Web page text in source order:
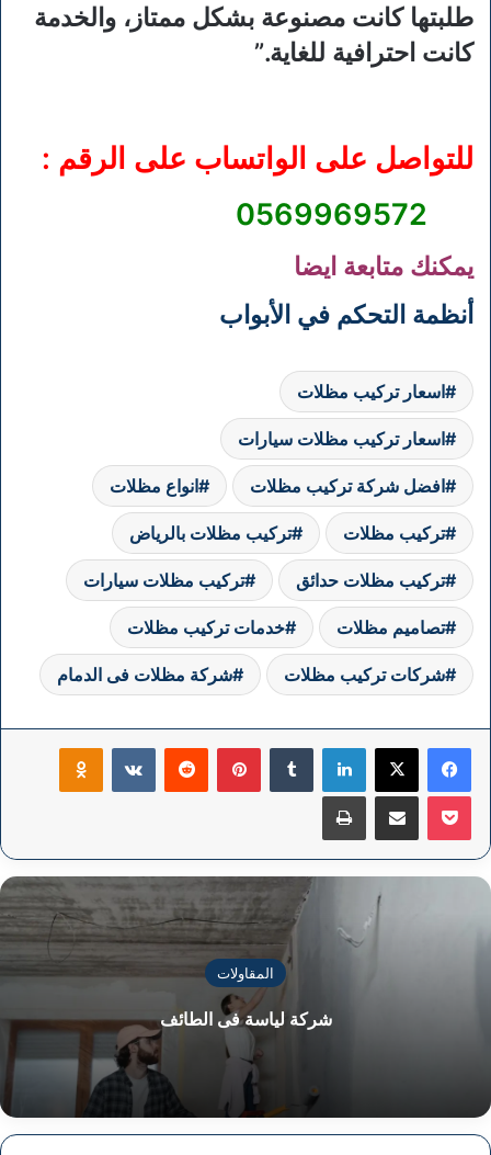
طلبتها كانت مصنوعة بشكل ممتاز، والخدمة
كانت احترافية للغاية.”
للتواصل على الواتساب على الرقم :
يمكنك متابعة ايضا
أنظمة التحكم في الأبواب
اسعار تركيب مظلات
اسعار تركيب مظلات سيارات
افضل شركة تركيب مظلات انواع مظلات
تركيب مظلات تركيب مظلات بالرياض
تركيب مظلات حدائق تركيب مظلات سيارات
تصاميم مظلات خدمات تركيب مظلات
شركات تركيب مظلات شركة مظلات فى الدمام
فيسبوك ‫X لينكدإن بينتيريست
‫Pocket مشاركة عبر البريد طباعة
المقاولات
شركة لياسة فى الطائف